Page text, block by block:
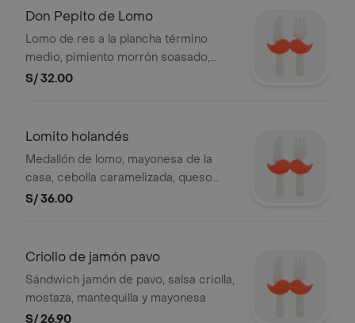
Don Pepito de Lomo
Lomo de res a la plancha término
medio, pimiento morrón soasado,
zapallito italiano, berenjena y aceite
S/ 32.00
Lomito holandés
Medallón de lomo, mayonesa de la
casa, cebolla caramelizada, queso
edam y mantequilla (pan cristal).
S/ 36.00
Criollo de jamón pavo
Sándwich jamón de pavo, salsa criolla,
mostaza, mantequilla y mayonesa
S/ 26.90